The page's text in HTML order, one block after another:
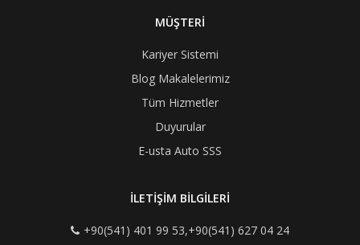
MÜŞTERİ
Kariyer Sistemi
Blog Makalelerimiz
Tüm Hizmetler
Duyurular
E-usta Auto SSS
İLETİŞİM BİLGİLERİ
+90(541) 401 99 53,+90(541) 627 04 24